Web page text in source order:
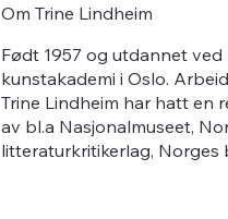
Om Trine Lindheim
Født 1957 og utdannet
kunstakademi i Oslo.
Trine Lindheim har hatt en
av bl.a Nasjonalmuseet,
litteraturkritikerlag, Norges